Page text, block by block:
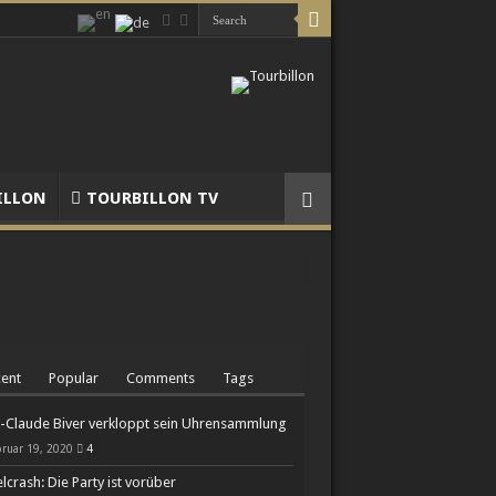
TOURBILLON TV
Popular Comments Tags
Claude Biver verkloppt sein Uhrensammlung
19, 2020 4
Die Party ist vorüber